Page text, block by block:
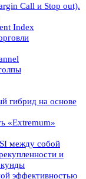
Call и Stop out).
Index
гибрид на основе
«Extremum»
между собой
и
эффективностью